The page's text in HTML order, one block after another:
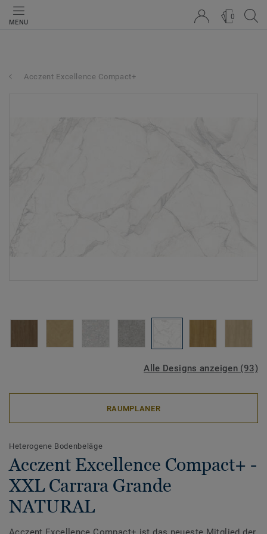
MENU
0
Acczent Excellence Compact+
Alle Designs anzeigen (93)
RAUMPLANER
Heterogene Bodenbeläge
Acczent Excellence Compact+ -
XXL Carrara Grande
NATURAL